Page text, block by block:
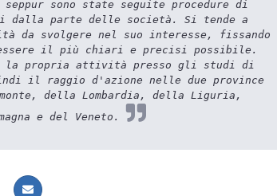
sono state seguite procedure di
dalla parte delle società. Si tende a
svolgere nel suo interesse, fissando
il più chiari e precisi possibile.
la propria attività presso gli studi di
il raggio d'azione nelle due province
della Lombardia, della Liguria,
e del Veneto.